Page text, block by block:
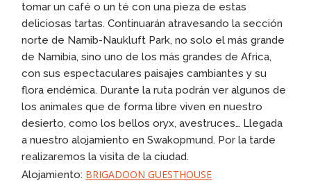
tomar un café o un té con una pieza de estas
deliciosas tartas. Continuarán atravesando la sección
norte de Namib-Naukluft Park, no solo el más grande
de Namibia, sino uno de los más grandes de Africa,
con sus espectaculares paisajes cambiantes y su
flora endémica. Durante la ruta podrán ver algunos de
los animales que de forma libre viven en nuestro
desierto, como los bellos oryx, avestruces… Llegada
a nuestro alojamiento en Swakopmund. Por la tarde
realizaremos la visita de la ciudad.
Alojamiento: BRIGADOON GUESTHOUSE